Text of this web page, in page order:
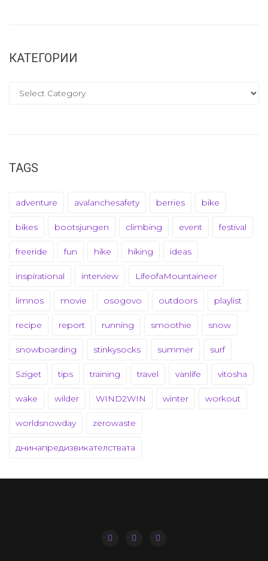
КАТЕГОРИИ
TAGS
adventure avalanchesafety berries bike
bikes bootsjungen climbing event festival
freeride fun hike hiking ideas
inspirational interview LifeofaMountaineer
limnos movie osogovo outdoors playlist
recipe report running smoothie snow
snowboarding stinkysocks summer surf
Sziget tips training travel vanlife vitosha
wake wilder WIND2WIN winter workout
worldsnowday zerowaste
днинапредизвикателствата